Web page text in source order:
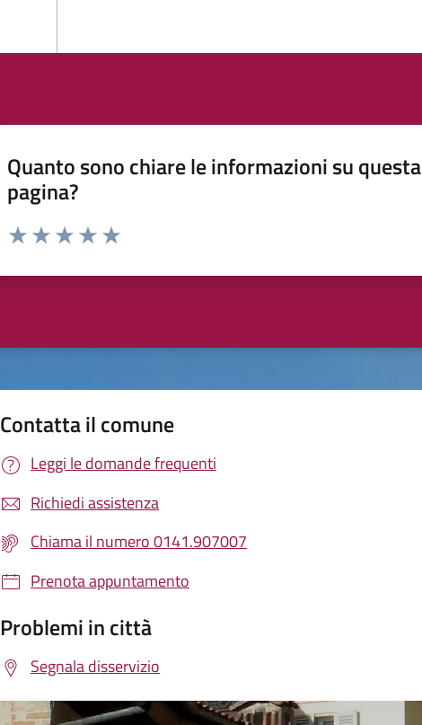
Quanto sono chiare le informazioni su questa
pagina?
Valuta da 1 a 5 stelle la pagina
Contatta il comune
Leggi le domande frequenti
Richiedi assistenza
Chiama il numero 0141.907007
Prenota appuntamento
Problemi in città
Segnala disservizio